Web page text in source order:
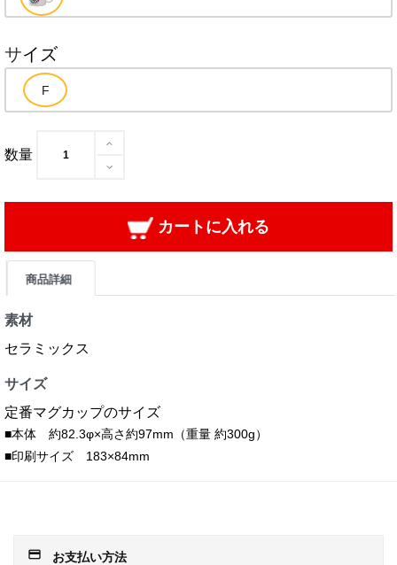
サイズ
数量
カートに入れる
商品詳細
素材
セラミックス
サイズ
定番マグカップのサイズ
■本体 約82.3φ×高さ約97mm（重量 約300g）
■印刷サイズ 183×84mm
payment お支払い方法